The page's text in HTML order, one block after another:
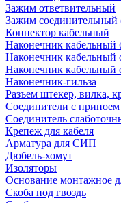
Зажим ответвительный
Зажим
Коннектор кабельный
Наконечник кабельный
Наконечник
Наконечник
Наконечник-гильза
Разъем штекер, вилка,
Соединители с припоем
Соединитель
Крепеж для кабеля
Арматура для СИП
Дюбель-хомут
Изоляторы
Основание монтажное
Скоба под гвоздь